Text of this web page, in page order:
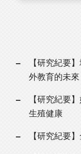
【研究紀要
外教育的未來
【研究紀要
生殖健康
【研究紀要